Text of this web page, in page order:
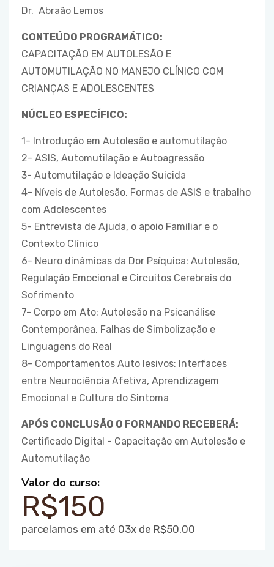
Dr. Abraão Lemos
CONTEÚDO PROGRAMÁTICO:
CAPACITAÇÃO EM AUTOLESÃO E
AUTOMUTILAÇÃO NO MANEJO CLÍNICO COM
CRIANÇAS E ADOLESCENTES
NÚCLEO ESPECÍFICO:
1- Introdução em Autolesão e automutilação
2- ASIS, Automutilação e Autoagressão
3- Automutilação e Ideação Suicida
4- Níveis de Autolesão, Formas de ASIS e trabalho
com Adolescentes
5- Entrevista de Ajuda, o apoio Familiar e o
Contexto Clínico
6- Neuro dinâmicas da Dor Psíquica: Autolesão,
Regulação Emocional e Circuitos Cerebrais do
Sofrimento
7- Corpo em Ato: Autolesão na Psicanálise
Contemporânea, Falhas de Simbolização e
Linguagens do Real
8- Comportamentos Auto lesivos: Interfaces
entre Neurociência Afetiva, Aprendizagem
Emocional e Cultura do Sintoma
APÓS CONCLUSÃO O FORMANDO RECEBERÁ:
Certificado Digital - Capacitação em Autolesão e
Automutilação
Valor do curso:
R$150
parcelamos em até 03x de R$50,00